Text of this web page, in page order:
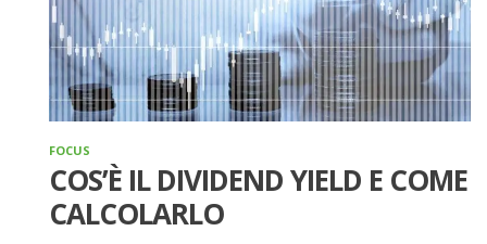
FOCUS
COS’È IL DIVIDEND YIELD E COME
CALCOLARLO